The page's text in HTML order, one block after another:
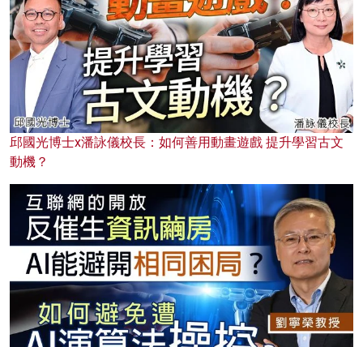
邱國光博士x潘詠儀校長：如何善用動畫遊戲 提升學習古文
動機？